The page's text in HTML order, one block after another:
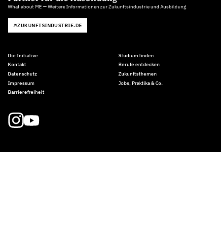
What about ME — Weitere Informationen zur Zukunftsindustrie und Ausbildung
ZUKUNFTSINDUSTRIE.DE
Die Initiative
Kontakt
Datenschutz
Impressum
Barrierefreiheit
Studium finden
Berufe entdecken
Zukunftsthemen
Jobs, Praktika & Co.